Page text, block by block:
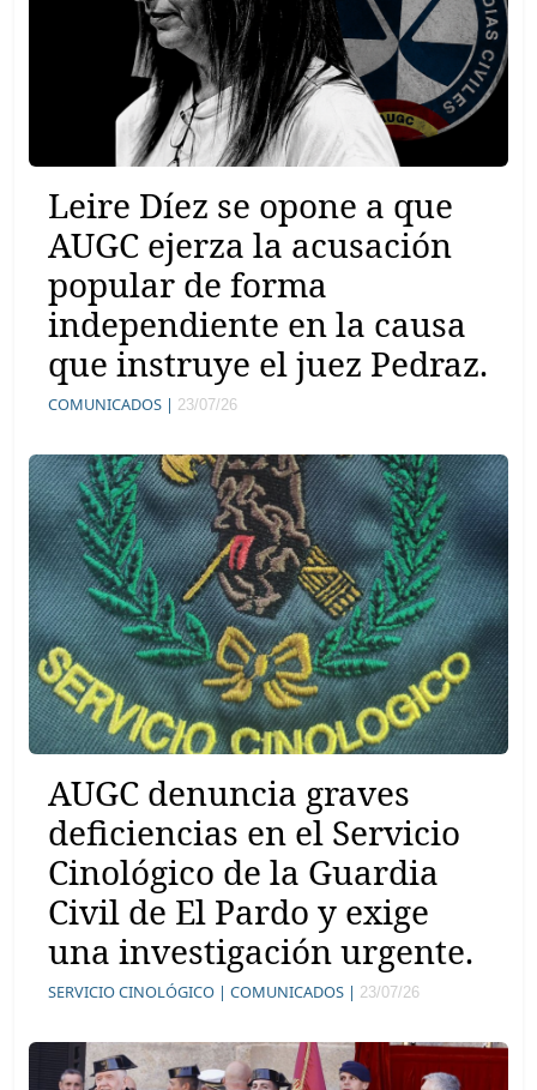
Leire Díez se opone a que
AUGC ejerza la acusación
popular de forma
independiente en la causa
que instruye el juez Pedraz.
COMUNICADOS | 23/07/26
AUGC denuncia graves
deficiencias en el Servicio
Cinológico de la Guardia
Civil de El Pardo y exige
una investigación urgente.
SERVICIO CINOLÓGICO | COMUNICADOS | 23/07/26